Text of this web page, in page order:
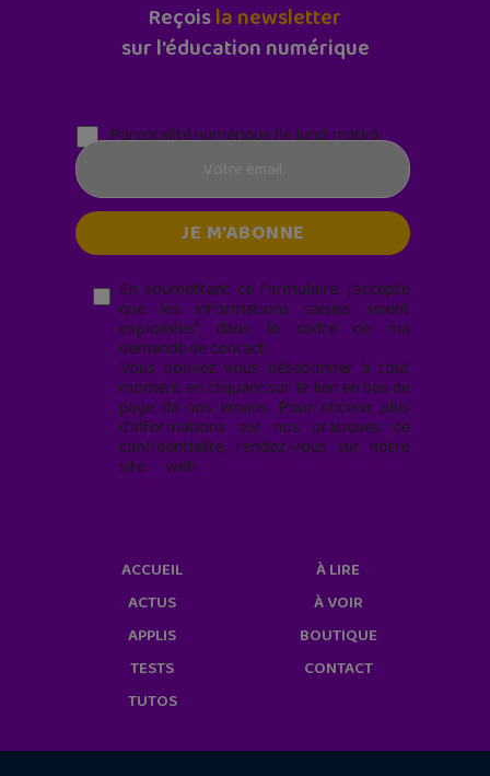
Reçoisla newsletter
sur l'éducation numérique
Parentalité numérique (le lundi matin)
En soumettant ce formulaire, j’accepte
que les informations saisies soient
exploitées* dans le cadre de ma
demande de contact.
Vous pouvez vous désabonner à tout
moment en cliquant sur le lien en bas de
page de nos emails. Pour obtenir plus
d'informations sur nos pratiques de
confidentialité, rendez-vous sur notre
site web
ACCUEIL
ACTUS
APPLIS
TESTS
TUTOS
À LIRE
À VOIR
BOUTIQUE
CONTACT